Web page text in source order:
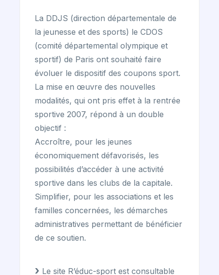
La DDJS (direction départementale de
la jeunesse et des sports) le CDOS
(comité départemental olympique et
sportif) de Paris ont souhaité faire
évoluer le dispositif des coupons sport.
La mise en œuvre des nouvelles
modalités, qui ont pris effet à la rentrée
sportive 2007, répond à un double
objectif :
Accroître, pour les jeunes
économiquement défavorisés, les
possibilités d’accéder à une activité
sportive dans les clubs de la capitale.
Simplifier, pour les associations et les
familles concernées, les démarches
administratives permettant de bénéficier
de ce soutien.
Le site R’éduc-sport est consultable